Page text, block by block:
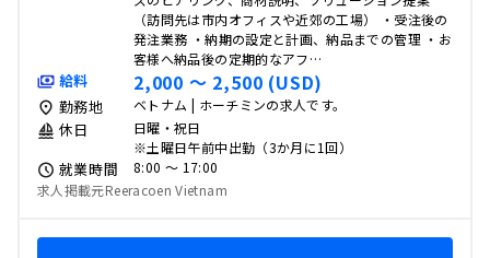
（訪問先は市内オフィスや近郊の工場） ・受注後の
発注業務 ・納期の設定と計画、納品までの管理 ・お
客様へ納品後の定期的なアフ…
給料 2,000 〜 2,500 (USD)
勤務地 ベトナム | ホーチミンの求人です。
休日
日曜・祝日
※土曜日午前中出勤（3か月に1回）
就業時間
8:00 〜 17:00
求人掲載元Reeracoen Vietnam